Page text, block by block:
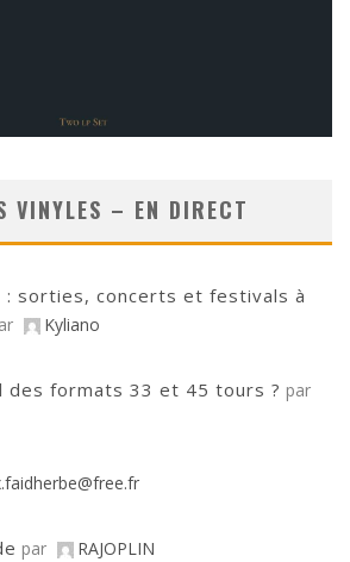
VINYLES – EN DIRECT
: sorties, concerts et festivals à
Kyliano
des formats 33 et 45 tours ? par
par RAJOPLIN